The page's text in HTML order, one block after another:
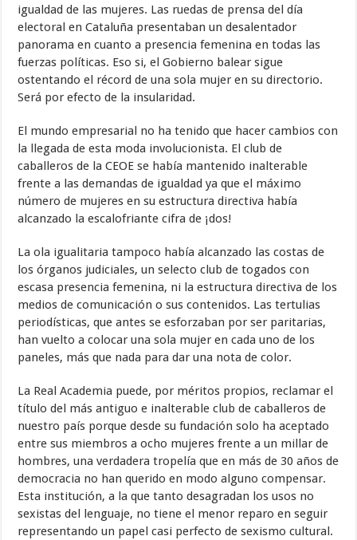
igualdad de las mujeres. Las ruedas de prensa del día
electoral en Cataluña presentaban un desalentador
panorama en cuanto a presencia femenina en todas las
fuerzas políticas. Eso si, el Gobierno balear sigue
ostentando el récord de una sola mujer en su directorio.
Será por efecto de la insularidad.
El mundo empresarial no ha tenido que hacer cambios con
la llegada de esta moda involucionista. El club de
caballeros de la CEOE se había mantenido inalterable
frente a las demandas de igualdad ya que el máximo
número de mujeres en su estructura directiva había
alcanzado la escalofriante cifra de ¡dos!
La ola igualitaria tampoco había alcanzado las costas de
los órganos judiciales, un selecto club de togados con
escasa presencia femenina, ni la estructura directiva de los
medios de comunicación o sus contenidos. Las tertulias
periodísticas, que antes se esforzaban por ser paritarias,
han vuelto a colocar una sola mujer en cada uno de los
paneles, más que nada para dar una nota de color.
La Real Academia puede, por méritos propios, reclamar el
título del más antiguo e inalterable club de caballeros de
nuestro país porque desde su fundación solo ha aceptado
entre sus miembros a ocho mujeres frente a un millar de
hombres, una verdadera tropelía que en más de 30 años de
democracia no han querido en modo alguno compensar.
Esta institución, a la que tanto desagradan los usos no
sexistas del lenguaje, no tiene el menor reparo en seguir
representando un papel casi perfecto de sexismo cultural.